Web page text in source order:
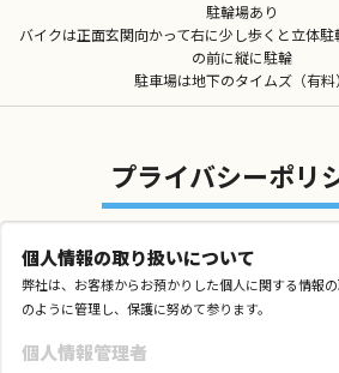
駐輪場あり
バイクは正面玄関向かって右に少し歩くと立体
の前に縦に駐輪
駐車場は地下のタイムズ（有料）
プライバシーポリ
個人情報の取り扱いについて
弊社は、お客様からお預かりした個人に関する情報
のように管理し、保護に努めて参ります。
個人情報管理者